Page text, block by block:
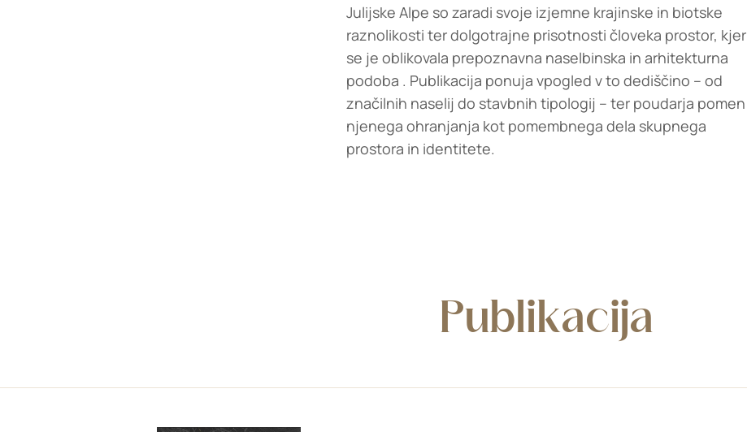
Julijske Alpe so zaradi svoje izjemne krajinske in biotske
raznolikosti ter dolgotrajne prisotnosti človeka prostor, kjer
se je oblikovala prepoznavna naselbinska in arhitekturna
podoba . Publikacija ponuja vpogled v to dediščino – od
značilnih naselij do stavbnih tipologij – ter poudarja pomen
njenega ohranjanja kot pomembnega dela skupnega
prostora in identitete.
Publikacija